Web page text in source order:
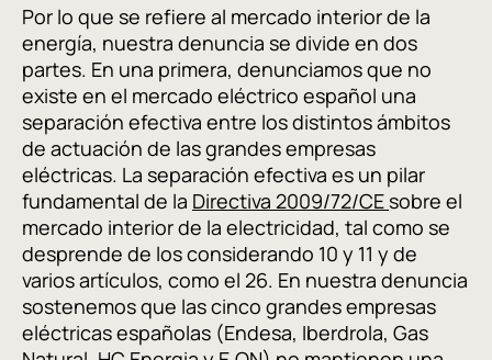
Por lo que se refiere al mercado interior de la
energía, nuestra denuncia se divide en dos
partes. En una primera, denunciamos que no
existe en el mercado eléctrico español una
separación efectiva entre los distintos ámbitos
de actuación de las grandes empresas
eléctricas. La separación efectiva es un pilar
fundamental de la Directiva 2009/72/CEsobre el
mercado interior de la electricidad, tal como se
desprende de los considerando 10 y 11 y de
varios artículos, como el 26. En nuestra denuncia
sostenemos que las cinco grandes empresas
eléctricas españolas (Endesa, Iberdrola, Gas